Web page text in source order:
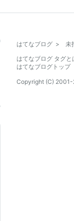
はてなブログ > 未
はてなブログ タグと
はてなブログトップ
Copyright (C) 2001-